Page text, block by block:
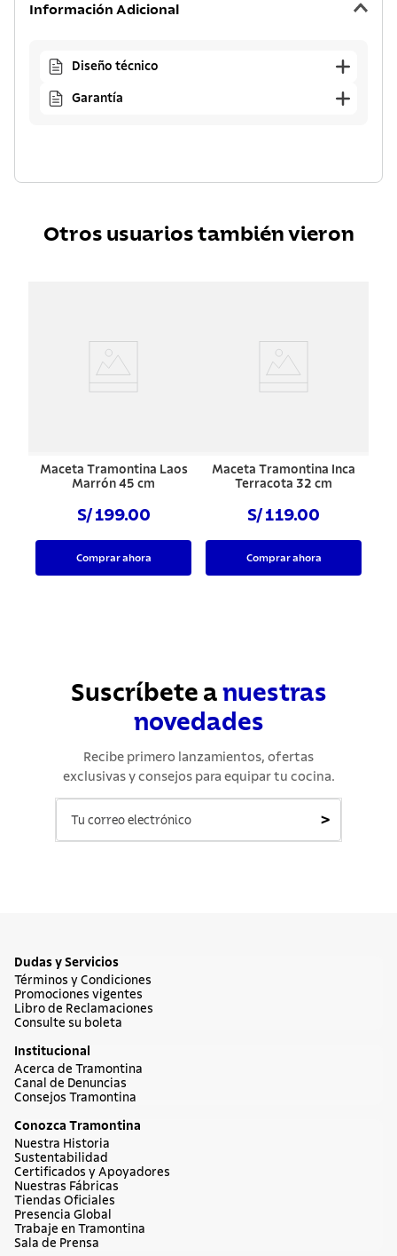
Información Adicional
Diseño técnico
Garantía
Otros usuarios también vieron
Maceta Tramontina Laos
Marrón 45 cm
S/ 199.00
Comprar ahora
Maceta Tramontina Inca
Terracota 32 cm
S/ 119.00
Comprar ahora
Suscríbete a nuestras
novedades
Recibe primero lanzamientos, ofertas
exclusivas y consejos para equipar tu cocina.
>
Dudas y Servicios
Términos y Condiciones
Promociones vigentes
Libro de Reclamaciones
Consulte su boleta
Institucional
Acerca de Tramontina
Canal de Denuncias
Consejos Tramontina
Conozca Tramontina
Nuestra Historia
Sustentabilidad
Certificados y Apoyadores
Nuestras Fábricas
Tiendas Oficiales
Presencia Global
Trabaje en Tramontina
Sala de Prensa